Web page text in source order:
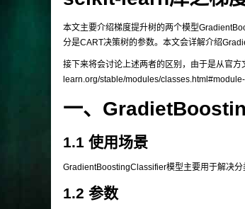
本文主要介绍梯度提升树的两个模型
分是CART决策树的参数。本文会详解介绍
接下来将会讨论上述两者的区别，由于是从官
learn.org/stable/modules/
一、
1.1 使用场景
GradientBoostingClassifier模型主要用于解决分
1.2 参数